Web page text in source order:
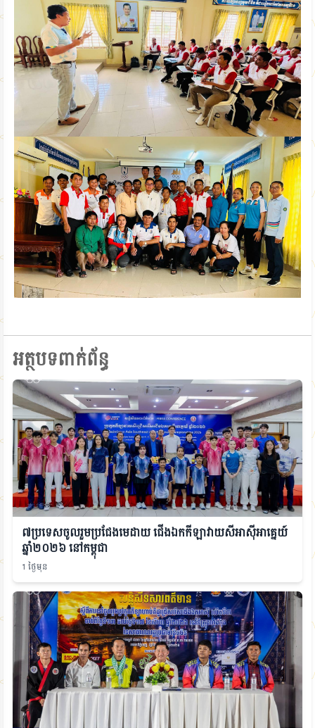
អត្ថបទពាក់ព័ន្ធ
៧ប្រទេសចូលរួមប្រជែងមេដាយ ជើងឯកកីឡាវាយសីអាស៊ីអាគ្នេយ៍
ឆ្នាំ២០២៦ នៅកម្ពុជា
1 ថ្ងៃមុន